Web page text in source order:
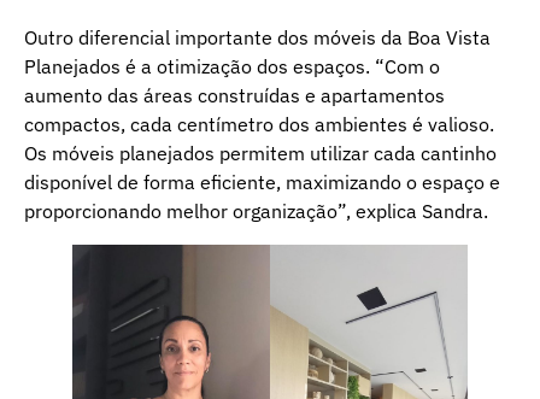
Outro diferencial importante dos móveis da Boa Vista
Planejados é a otimização dos espaços. “Com o
aumento das áreas construídas e apartamentos
compactos, cada centímetro dos ambientes é valioso.
Os móveis planejados permitem utilizar cada cantinho
disponível de forma eficiente, maximizando o espaço e
proporcionando melhor organização”, explica Sandra.